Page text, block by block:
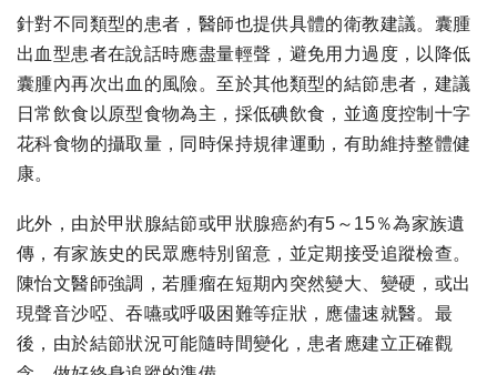
針對不同類型的患者，醫師也提供具體的衛教建議。囊腫
出血型患者在說話時應盡量輕聲，避免用力過度，以降低
囊腫內再次出血的風險。至於其他類型的結節患者，建議
日常飲食以原型食物為主，採低碘飲食，並適度控制十字
花科食物的攝取量，同時保持規律運動，有助維持整體健
康。
此外，由於甲狀腺結節或甲狀腺癌約有5～15％為家族遺
傳，有家族史的民眾應特別留意，並定期接受追蹤檢查。
陳怡文醫師強調，若腫瘤在短期內突然變大、變硬，或出
現聲音沙啞、吞嚥或呼吸困難等症狀，應儘速就醫。最
後，由於結節狀況可能隨時間變化，患者應建立正確觀